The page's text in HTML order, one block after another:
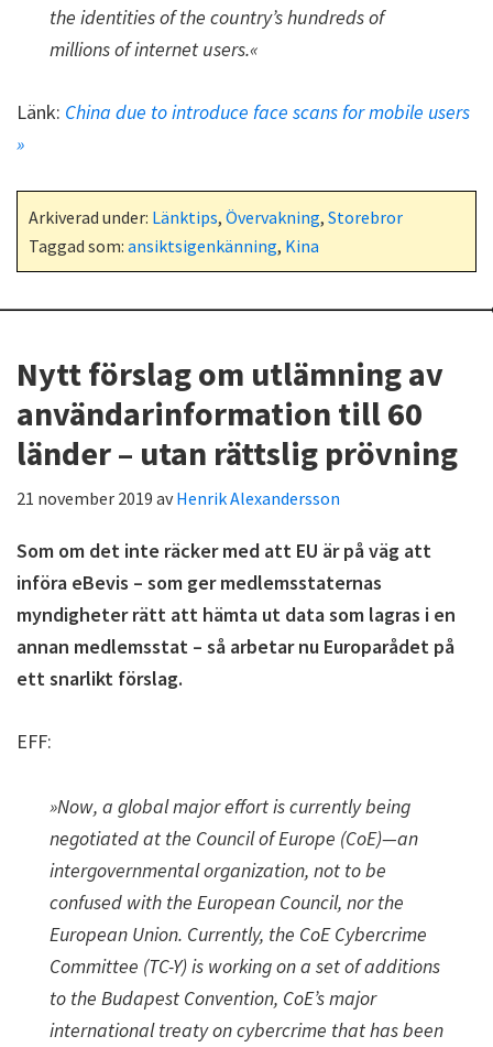
the identities of the country’s hundreds of
millions of internet users.«
Länk: China due to introduce face scans for mobile users
»
Arkiverad under: Länktips, Övervakning, Storebror
Taggad som: ansiktsigenkänning, Kina
Nytt förslag om utlämning av
användarinformation till 60
länder – utan rättslig prövning
21 november 2019 avHenrik Alexandersson
Som om det inte räcker med att EU är på väg att
införa eBevis – som ger medlemsstaternas
myndigheter rätt att hämta ut data som lagras i en
annan medlemsstat – så arbetar nu Europarådet på
ett snarlikt förslag.
EFF:
»Now, a global major effort is currently being
negotiated at the Council of Europe (CoE)—an
intergovernmental organization, not to be
confused with the European Council, nor the
European Union. Currently, the CoE Cybercrime
Committee (TC-Y) is working on a set of additions
to the Budapest Convention, CoE’s major
international treaty on cybercrime that has been